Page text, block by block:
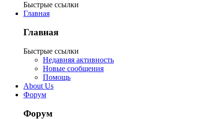
Быстрые ссылки
Главная
Главная
Быстрые ссылки
Недавняя активность
Новые сообщения
Помощь
About Us
Форум
Форум